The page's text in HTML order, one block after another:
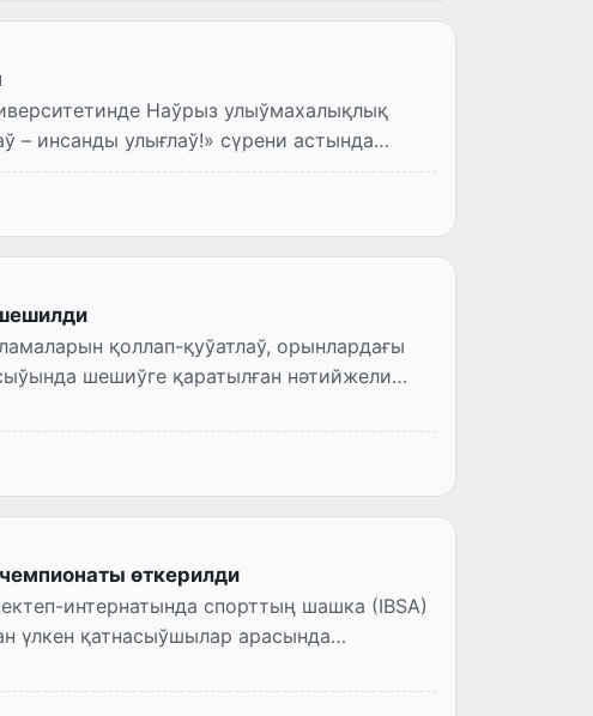
Наўрыз улыўмахалықлық
– инсанды улығлаў!» сүрени астында
қоллап-қуўатлаў, орынлардағы
шешиўге қаратылған нәтийжели
өткерилди
интернатында спорттың шашка (IBSA)
үлкен қатнасыўшылар арасында